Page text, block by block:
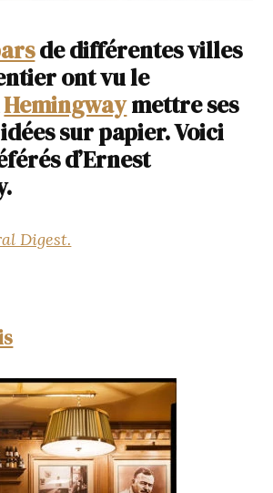
de différentes villes
ont vu le
Hemingwaymettre ses
sur papier. Voici
d’Ernest
Digest.